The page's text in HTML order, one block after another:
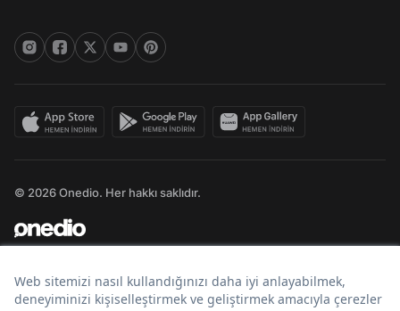
© 2026 Onedio. Her hakkı saklıdır.
Bir markasıdır.